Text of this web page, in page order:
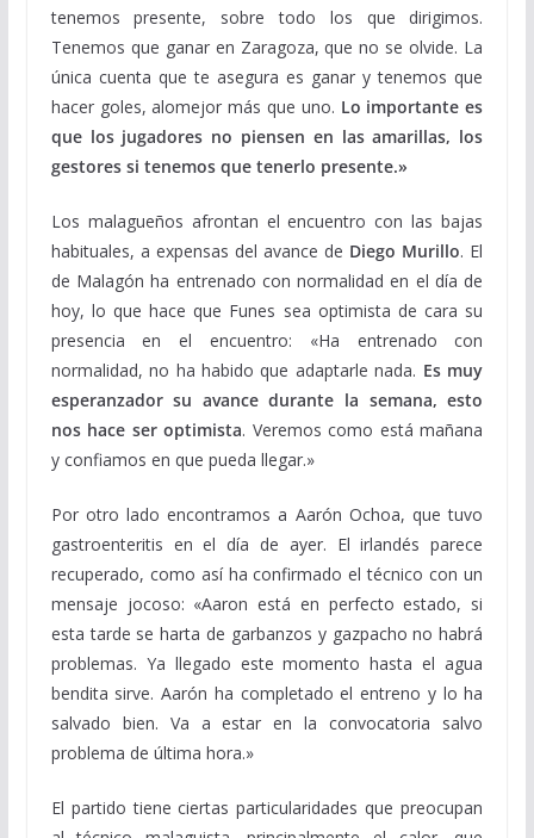
tenemos presente, sobre todo los que dirigimos.
Tenemos que ganar en Zaragoza, que no se olvide. La
única cuenta que te asegura es ganar y tenemos que
hacer goles, alomejor más que uno. Lo importante es
que los jugadores no piensen en las amarillas, los
gestores si tenemos que tenerlo presente.»
Los malagueños afrontan el encuentro con las bajas
habituales, a expensas del avance de Diego Murillo. El
de Malagón ha entrenado con normalidad en el día de
hoy, lo que hace que Funes sea optimista de cara su
presencia en el encuentro: «Ha entrenado con
normalidad, no ha habido que adaptarle nada. Es muy
esperanzador su avance durante la semana, esto
nos hace ser optimista. Veremos como está mañana
y confiamos en que pueda llegar.»
Por otro lado encontramos a Aarón Ochoa, que tuvo
gastroenteritis en el día de ayer. El irlandés parece
recuperado, como así ha confirmado el técnico con un
mensaje jocoso: «Aaron está en perfecto estado, si
esta tarde se harta de garbanzos y gazpacho no habrá
problemas. Ya llegado este momento hasta el agua
bendita sirve. Aarón ha completado el entreno y lo ha
salvado bien. Va a estar en la convocatoria salvo
problema de última hora.»
El partido tiene ciertas particularidades que preocupan